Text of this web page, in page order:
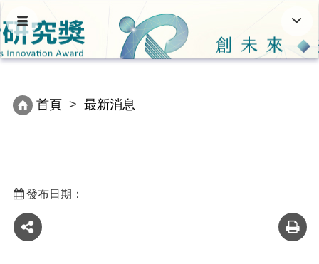
到
主
要
Toggle
navigation
首頁 最新消息
發布日期：